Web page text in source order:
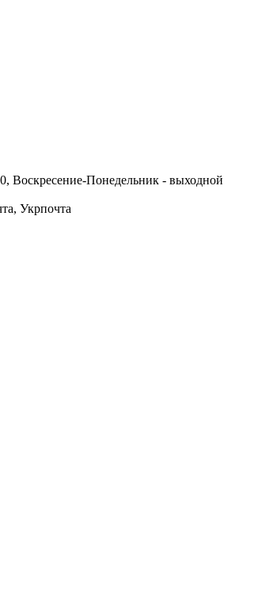
Воскресение-Понедельник - выходной
Укрпочта